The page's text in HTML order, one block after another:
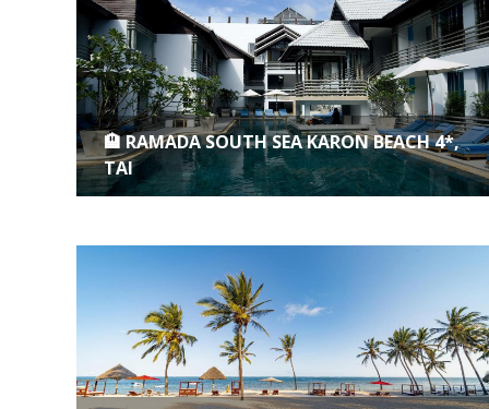
🏨 RAMADA SOUTH SEA KARON BEACH 4*,
TAI